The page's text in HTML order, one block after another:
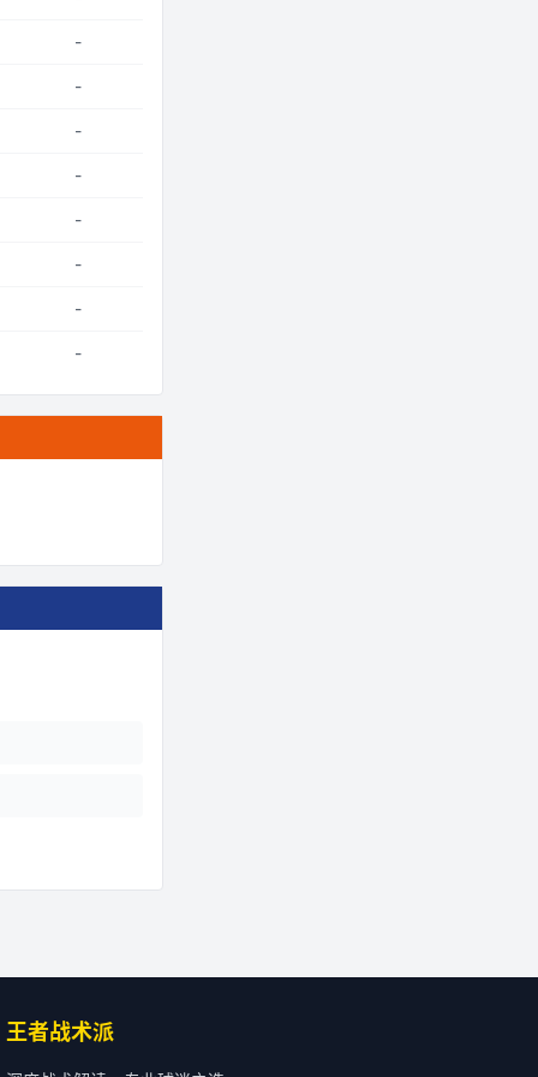
-
-
-
-
-
-
-
-
王者战术派